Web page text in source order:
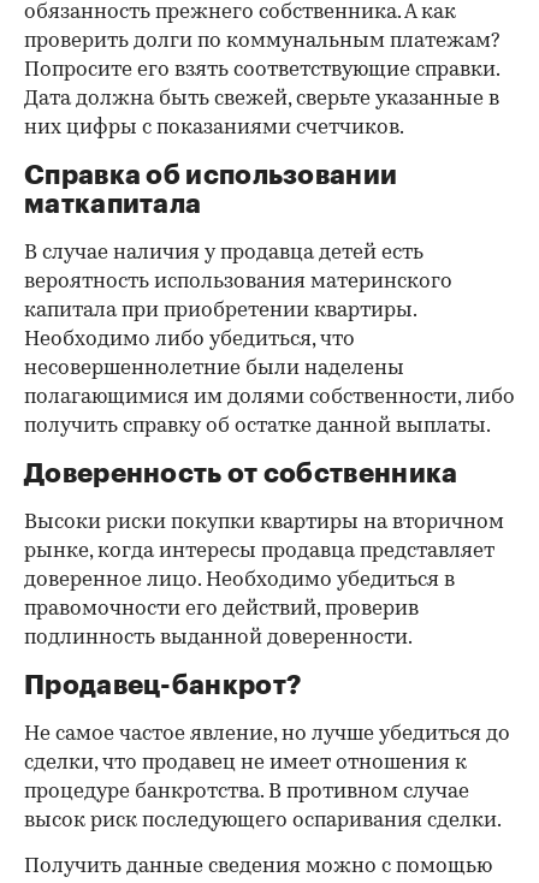
обязанность прежнего собственника. А как
проверить долги по коммунальным платежам?
Попросите его взять соответствующие справки.
Дата должна быть свежей, сверьте указанные в
них цифры с показаниями счетчиков.
Справка об использовании
маткапитала
В случае наличия у продавца детей есть
вероятность использования материнского
капитала при приобретении квартиры.
Необходимо либо убедиться, что
несовершеннолетние были наделены
полагающимися им долями собственности, либо
получить справку об остатке данной выплаты.
Доверенность от собственника
Высоки риски покупки квартиры на вторичном
рынке, когда интересы продавца представляет
доверенное лицо. Необходимо убедиться в
правомочности его действий, проверив
подлинность выданной доверенности.
Продавец-банкрот?
Не самое частое явление, но лучше убедиться до
сделки, что продавец не имеет отношения к
процедуре банкротства. В противном случае
высок риск последующего оспаривания сделки.
Получить данные сведения можно с помощью